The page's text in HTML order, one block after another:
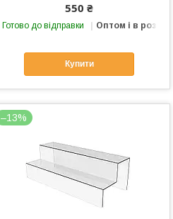
550 ₴
Готово до відправки Оптом і в роздріб
Купити
–13%